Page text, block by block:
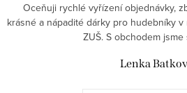
Oceňuji rychlé vyřízení objednávky,
krásné a nápadité dárky pro hudebníky
ZUŠ. S obchodem
Lenka